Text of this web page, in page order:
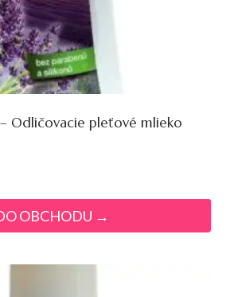
Odličovacie pleťové mlieko
OBCHODU →